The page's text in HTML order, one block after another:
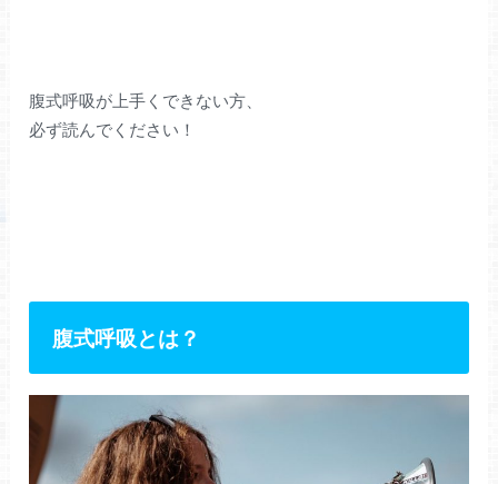
腹式呼吸が上手くできない方、
必ず読んでください！
腹式呼吸とは？